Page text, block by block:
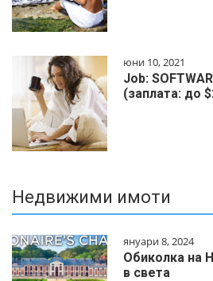
юни 10, 2021
Job:
(заплата: до
Недвижими имоти
януари 8, 2024
Обиколка
в света